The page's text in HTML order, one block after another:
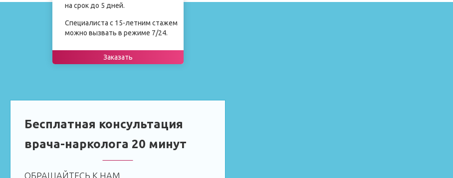
на срок до 5 дней.
Специалиста с 15-летним стажем
можно вызвать в режиме 7/24.
Заказать
Бесплатная консультация
врача-нарколога 20 минут
ОБРАЩАЙТЕСЬ К НАМ